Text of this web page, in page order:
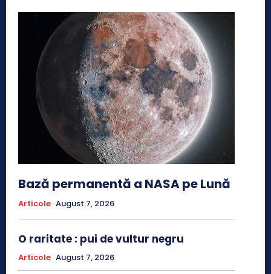
Bază permanentă a NASA pe Lună
Articole August 7, 2026
O raritate : pui de vultur negru
Articole August 7, 2026